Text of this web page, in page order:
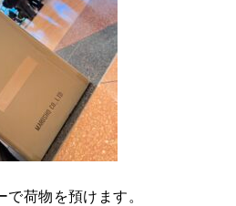
荷物を預けます。